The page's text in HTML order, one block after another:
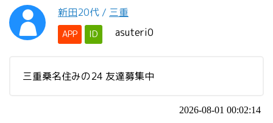
新田20代 / 三重
APP ID asuteri0
三重桑名住みの24 友達募集中
2026-08-01 00:02:14